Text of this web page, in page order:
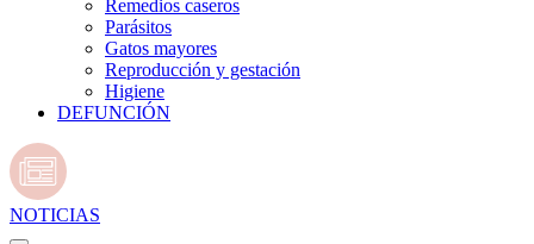
Remedios caseros
Parásitos
Gatos mayores
Reproducción y gestación
Higiene
DEFUNCIÓN
NOTICIAS